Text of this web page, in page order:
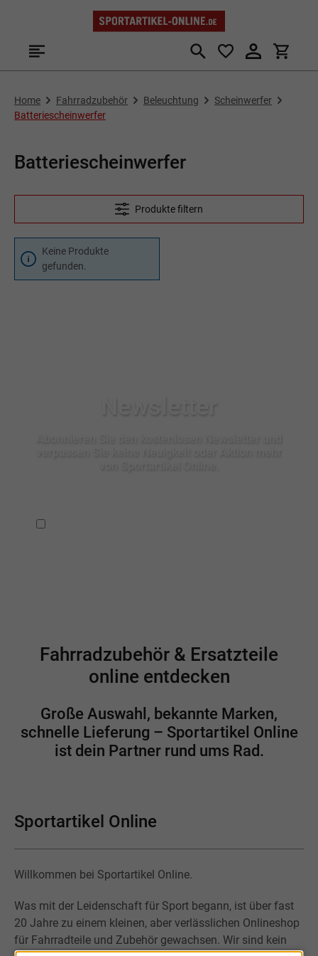
Zum Hauptinhalt springen
Home Fahrradzubehör Beleuchtung
Scheinwerfer
Batteriescheinwerfer
Batteriescheinwerfer
Produkte filtern
Keine Produkte
gefunden.
Fahrradzubehör & Ersatzteile
online entdecken
Große Auswahl, bekannte Marken,
schnelle Lieferung – Sportartikel Online
ist dein Partner rund ums Rad.
Sportartikel Online
Willkommen bei Sportartikel Online.
Was mit der Leidenschaft für Sport begann, ist über fast
20 Jahre zu einem kleinen, aber verlässlichen Onlineshop
für Fahrradteile und Zubehör gewachsen. Wir sind kein